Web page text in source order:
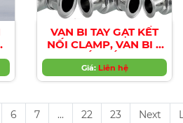
VAN BI TAY GẠT KẾT
NỐI CLAMP, VAN BI 3
THÂN KẾT NỐI CLAMP,
VAN BI VI SINH
Giá: Liên hệ
6 7 ... 22 23 Next